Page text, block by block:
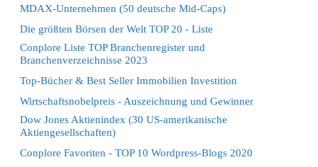
MDAX-Unternehmen (50 deutsche Mid-Caps)
Die größten Börsen der Welt TOP 20 - Liste
Conplore Liste TOP Branchenregister und
Branchenverzeichnisse 2023
Top-Bücher & Best Seller Immobilien Investition
Wirtschaftsnobelpreis - Auszeichnung und Gewinner
Dow Jones Aktienindex (30 US-amerikanische
Aktiengesellschaften)
Conplore Favoriten - TOP 10 Wordpress-Blogs 2020